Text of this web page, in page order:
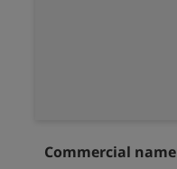
Commercial name